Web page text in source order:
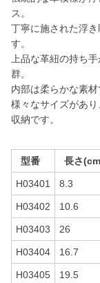
ス。
丁寧に施された浮
す。
上品な革紐の持ち
群。
内部は柔らかな素
様々なサイズがあ
収納です。
型番 長さ
H03401 8.3
H03402 10.6
H03403 26
H03404 16.7
H03405 19.5